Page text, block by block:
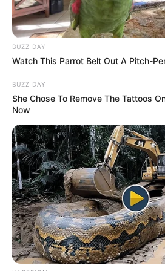
Tenemos todas las
interesan. Para
favor, active las
ACTIVAR AHORA
TEMAS DESTACADOS
EMERGENCIAS POR LLUVIAS
METRO DE MEDELLÍN
ELECCIONES
MARINILLA - ANTIOQUIA
YONDÓ - ANTIOQUIA
BUZZ DAY
Watch This Parrot Belt Out A Pitch-
BUZZ DAY
She Chose To Remove The Tattoos
Now